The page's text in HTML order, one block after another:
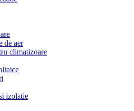
de aer
climatizoare
izolatie